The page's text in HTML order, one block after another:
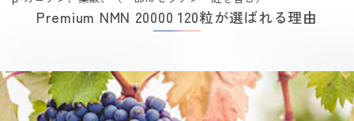
Premium NMN 20000 120粒が選ばれる理由